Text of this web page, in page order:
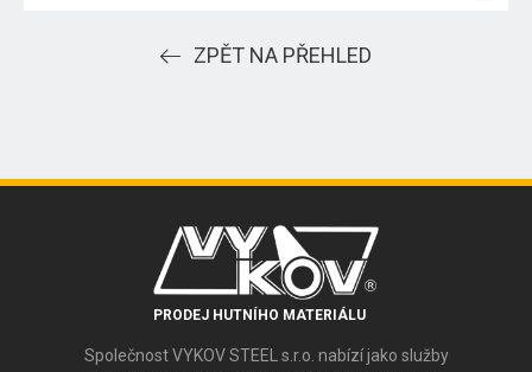
ZPĚT NA PŘEHLED
PRODEJ HUTNÍHO MATERIÁLU
Společnost VYKOV STEEL s.r.o. nabízí jako služby